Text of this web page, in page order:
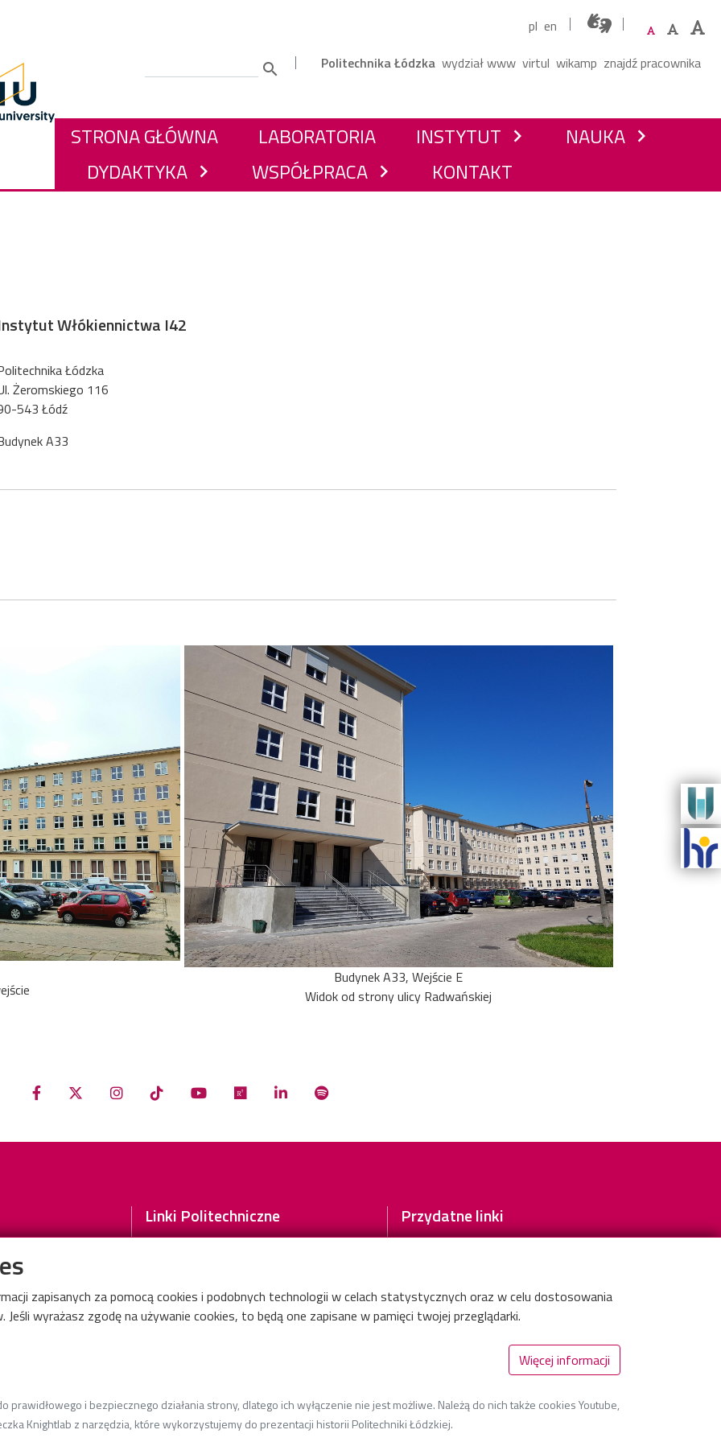
pl en
Szukaj Górne menu
Politechnika Łódzka wydział www virtul wikamp znajdź pracownika
GŁÓWNA NAWIGACJA
STRONA GŁÓWNA LABORATORIA INSTYTUT chevron_right NAUKA chevron_right
DYDAKTYKA chevron_right WSPÓŁPRACA chevron_right KONTAKT
Włókiennictwa I42
Łódzka
Żeromskiego 116
543 Łódź
A33
Budynek A33, Wejście E
Widok od strony ulicy Radwańskiej
Linki Politechniczne
Wydział TMiWT
Życie Uczelni
Przydatne linki
Podział roku akademickiego
WebDziekanat
zapisanych za pomocą cookies i podobnych technologii w celach statystycznych oraz w celu dostosowania
wyrażasz zgodę na używanie cookies, to będą one zapisane w pamięci twojej przeglądarki.
Więcej informacji
prawidłowego i bezpiecznego działania strony, dlatego ich wyłączenie nie jest możliwe. Należą do nich także cookies Youtube,
Knightlab z narzędzia, które wykorzystujemy do prezentacji historii Politechniki Łódzkiej.